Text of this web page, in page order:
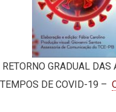
RETORNO GRADUAL
TEMPOS DE COVID-19 –